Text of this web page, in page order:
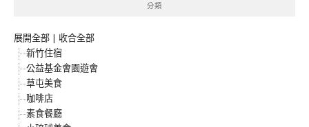
分類
展開全部 | 收合全部
新竹住宿
公益基金會園遊會
草屯美食
咖啡店
素食餐廳